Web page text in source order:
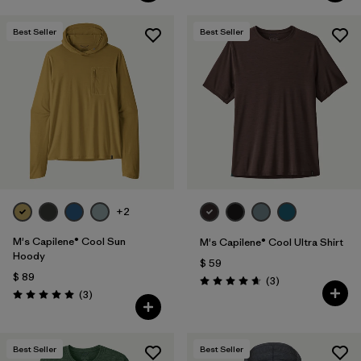
Best Seller
+2
M's Capilene® Cool Sun
Hoody
$ 89
Valoración: 5.0 / 5
(3Comentarios
)
Best Seller
M's Capilene® Cool Ultra Shirt
$ 59
Valoración: 4.7 / 5
(3Comentarios
)
Best Seller Best Seller